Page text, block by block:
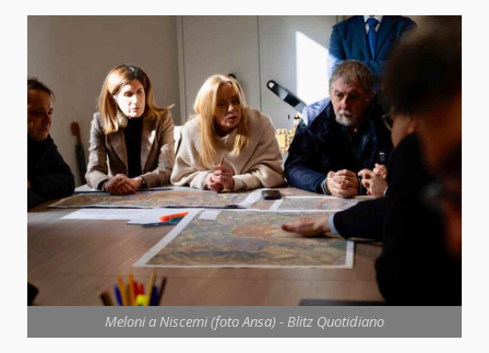
Meloni a Niscemi (foto Ansa) - Blitz Quotidiano